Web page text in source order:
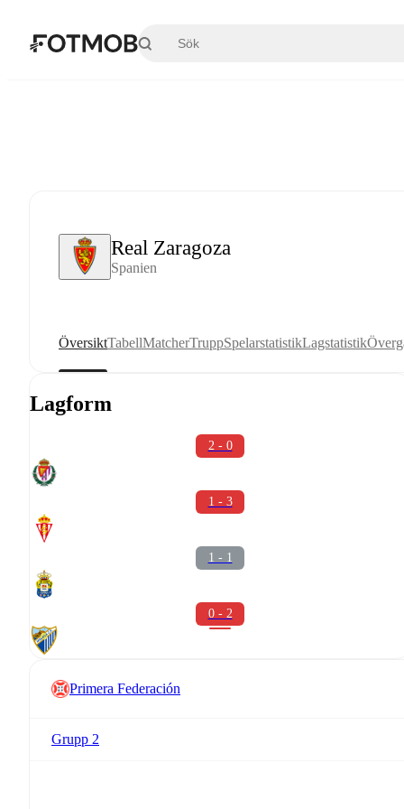
Real Zaragoza
Spanien
ÖversiktTabellMatcherTruppSpelarstatistikLagstatistik
Lagform
2 - 0
1 - 3
1 - 1
0 - 2
Primera Federación
Grupp 2